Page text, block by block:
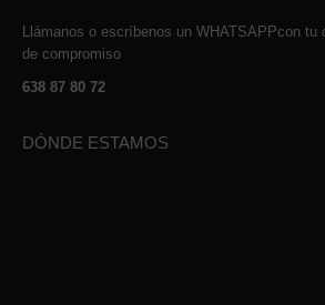
Llámanos o escríbenos un WHATSAPPcon tu
de compromiso
638 87 80 72
DÓNDE ESTAMOS